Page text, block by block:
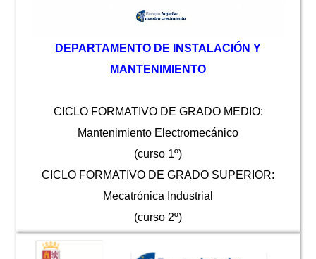
D EPARTAMENTO DE INSTALACIÓN Y
MANTENIMIENTO
CICLO FORMATIVO DE GRADO MEDIO:
Mantenimiento Electromecánico
(curso 1º)
CICLO FORMATIVO DE GRADO SUPERIOR:
Mecatrónica Industrial
(curso 2º)